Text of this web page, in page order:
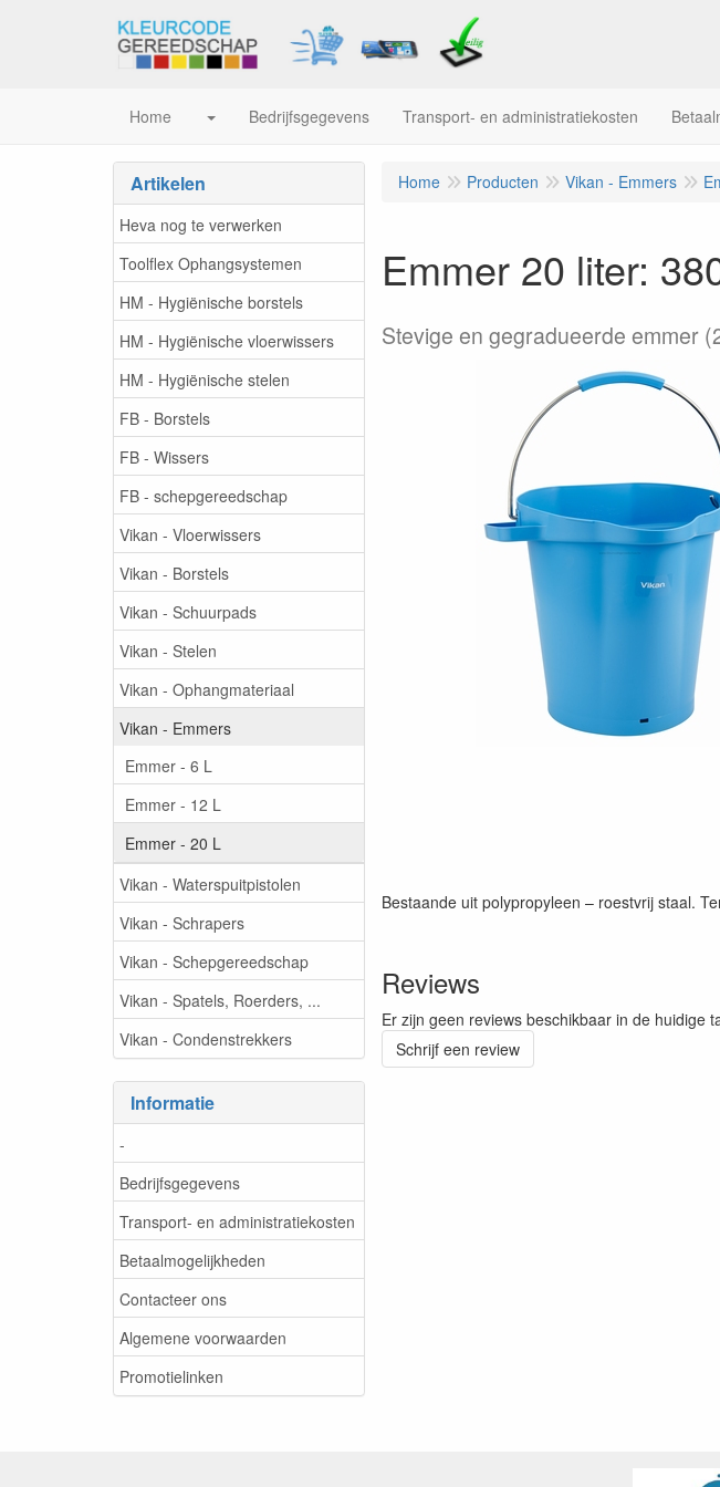
Home Bedrijfsgegevens Transport- en administratiekosten
Artikelen
Heva nog te verwerken
Toolflex Ophangsystemen
HM - Hygiënische borstels
HM - Hygiënische vloerwissers
HM - Hygiënische stelen
FB - Borstels
FB - Wissers
FB - schepgereedschap
Vikan - Vloerwissers
Vikan - Borstels
Vikan - Schuurpads
Vikan - Stelen
Vikan - Ophangmateriaal
Vikan - Emmers
Emmer - 6 L
Emmer - 12 L
Emmer - 20 L
Vikan - Waterspuitpistolen
Vikan - Schrapers
Vikan - Schepgereedschap
Vikan - Spatels, Roerders, ...
Vikan - Condenstrekkers
Informatie
-
Bedrijfsgegevens
Transport- en administratiekosten
Betaalmogelijkheden
Contacteer ons
Algemene voorwaarden
Promotielinken
Home Producten Vikan - Emmers
Emmer 20 liter:
Stevige en gegradueerde emmer
Bestaande uit polypropyleen – roestvrij staal.
Reviews
Er zijn geen reviews beschikbaar in de huidige
Schrijf een review